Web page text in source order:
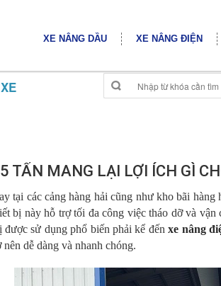
XE NÂNG DẦU XE NÂNG ĐIỆN
TẤN MANG LẠI LỢI ÍCH GÌ
tại các cảng hàng hải cũng như kho bãi
bị này hỗ trợ tối đa công việc tháo dỡ và
sử dụng phổ biến phải kể đếnxe nâng
dễ dàng và nhanh chóng.